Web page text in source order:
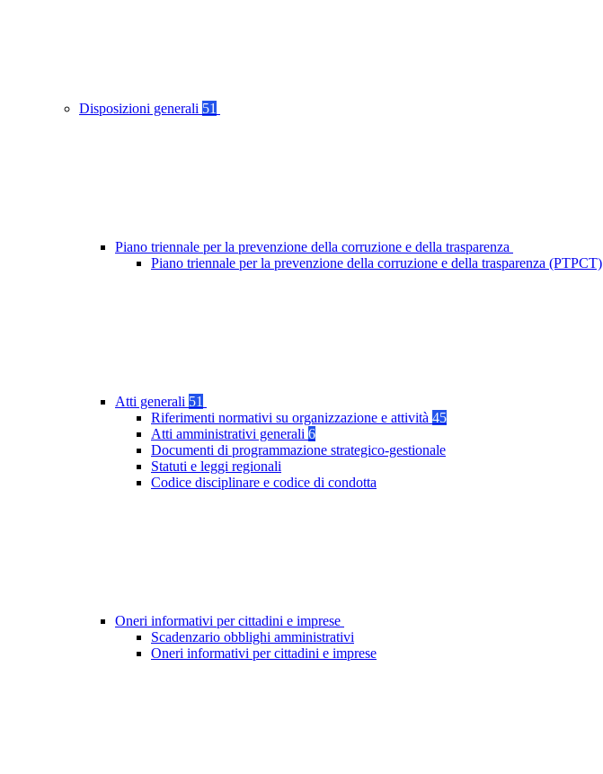
Disposizioni generali 51
Piano triennale per la prevenzione della corruzione e della trasparenza
Piano triennale per la prevenzione della corruzione e della trasparenza (PTPCT)
Atti generali 51
Riferimenti normativi su organizzazione e attività 45
Atti amministrativi generali 6
Documenti di programmazione strategico-gestionale
Statuti e leggi regionali
Codice disciplinare e codice di condotta
Oneri informativi per cittadini e imprese
Scadenzario obblighi amministrativi
Oneri informativi per cittadini e imprese